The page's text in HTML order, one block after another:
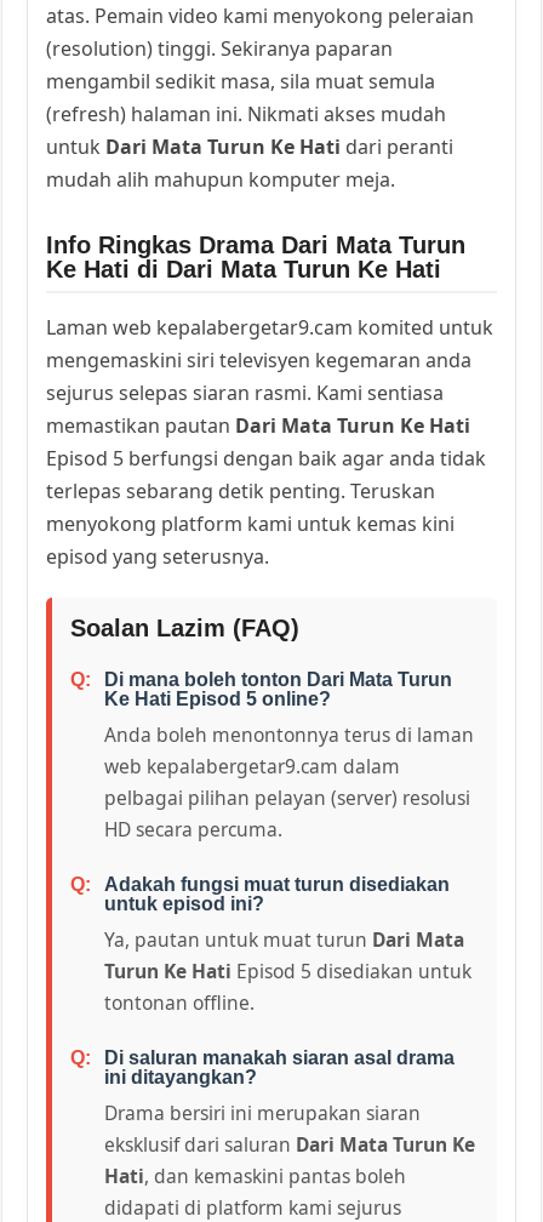
atas. Pemain video kami menyokong peleraian
(resolution) tinggi. Sekiranya paparan
mengambil sedikit masa, sila muat semula
(refresh) halaman ini. Nikmati akses mudah
untuk Dari Mata Turun Ke Hati dari peranti
mudah alih mahupun komputer meja.
Info Ringkas Drama Dari Mata Turun
Ke Hati di Dari Mata Turun Ke Hati
Laman web kepalabergetar9.cam komited untuk
mengemaskini siri televisyen kegemaran anda
sejurus selepas siaran rasmi. Kami sentiasa
memastikan pautan Dari Mata Turun Ke Hati
Episod 5 berfungsi dengan baik agar anda tidak
terlepas sebarang detik penting. Teruskan
menyokong platform kami untuk kemas kini
episod yang seterusnya.
Soalan Lazim (FAQ)
Di mana boleh tonton Dari Mata Turun
Ke Hati Episod 5 online?
Anda boleh menontonnya terus di laman
web kepalabergetar9.cam dalam
pelbagai pilihan pelayan (server) resolusi
HD secara percuma.
Adakah fungsi muat turun disediakan
untuk episod ini?
Ya, pautan untuk muat turun Dari Mata
Turun Ke Hati Episod 5 disediakan untuk
tontonan offline.
Di saluran manakah siaran asal drama
ini ditayangkan?
Drama bersiri ini merupakan siaran
eksklusif dari saluran Dari Mata Turun Ke
Hati, dan kemaskini pantas boleh
didapati di platform kami sejurus